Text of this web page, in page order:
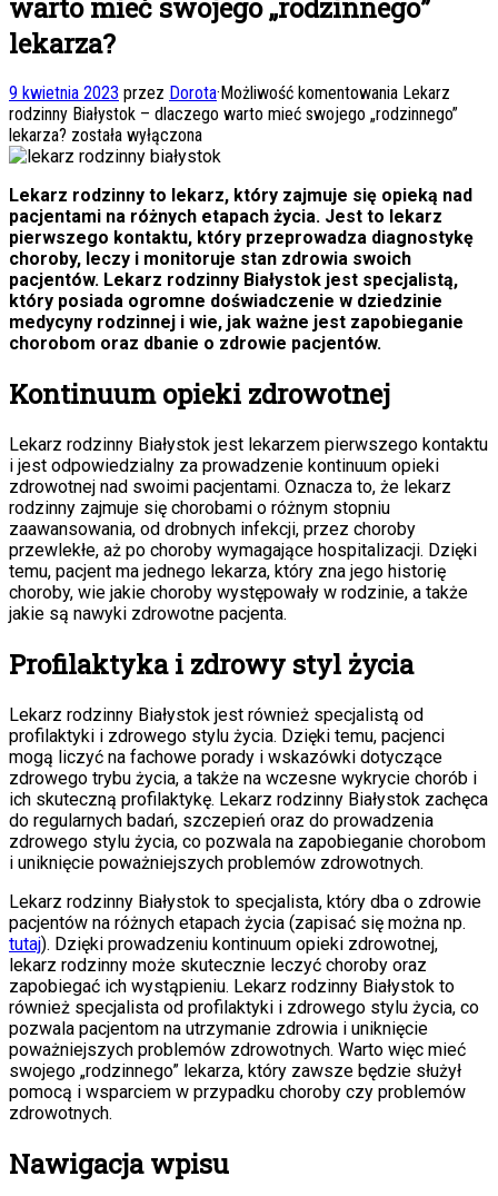
warto mieć swojego „rodzinnego”
lekarza?
9 kwietnia 2023 przez Dorota· Możliwość komentowania Lekarz
rodzinny Białystok – dlaczego warto mieć swojego „rodzinnego”
lekarza? została wyłączona
Lekarz rodzinny to lekarz, który zajmuje się opieką nad
pacjentami na różnych etapach życia. Jest to lekarz
pierwszego kontaktu, który przeprowadza diagnostykę
choroby, leczy i monitoruje stan zdrowia swoich
pacjentów. Lekarz rodzinny Białystok jest specjalistą,
który posiada ogromne doświadczenie w dziedzinie
medycyny rodzinnej i wie, jak ważne jest zapobieganie
chorobom oraz dbanie o zdrowie pacjentów.
Kontinuum opieki zdrowotnej
Lekarz rodzinny Białystok jest lekarzem pierwszego kontaktu
i jest odpowiedzialny za prowadzenie kontinuum opieki
zdrowotnej nad swoimi pacjentami. Oznacza to, że lekarz
rodzinny zajmuje się chorobami o różnym stopniu
zaawansowania, od drobnych infekcji, przez choroby
przewlekłe, aż po choroby wymagające hospitalizacji. Dzięki
temu, pacjent ma jednego lekarza, który zna jego historię
choroby, wie jakie choroby występowały w rodzinie, a także
jakie są nawyki zdrowotne pacjenta.
Profilaktyka i zdrowy styl życia
Lekarz rodzinny Białystok jest również specjalistą od
profilaktyki i zdrowego stylu życia. Dzięki temu, pacjenci
mogą liczyć na fachowe porady i wskazówki dotyczące
zdrowego trybu życia, a także na wczesne wykrycie chorób i
ich skuteczną profilaktykę. Lekarz rodzinny Białystok zachęca
do regularnych badań, szczepień oraz do prowadzenia
zdrowego stylu życia, co pozwala na zapobieganie chorobom
i uniknięcie poważniejszych problemów zdrowotnych.
Lekarz rodzinny Białystok to specjalista, który dba o zdrowie
pacjentów na różnych etapach życia (zapisać się można np.
tutaj). Dzięki prowadzeniu kontinuum opieki zdrowotnej,
lekarz rodzinny może skutecznie leczyć choroby oraz
zapobiegać ich wystąpieniu. Lekarz rodzinny Białystok to
również specjalista od profilaktyki i zdrowego stylu życia, co
pozwala pacjentom na utrzymanie zdrowia i uniknięcie
poważniejszych problemów zdrowotnych. Warto więc mieć
swojego „rodzinnego” lekarza, który zawsze będzie służył
pomocą i wsparciem w przypadku choroby czy problemów
zdrowotnych.
Nawigacja wpisu